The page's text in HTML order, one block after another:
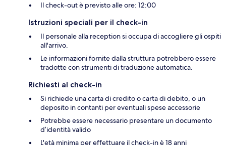
Il check-out è previsto alle ore: 12:00
Istruzioni speciali per il check-in
Il personale alla reception si occupa di accogliere gli ospiti
all'arrivo.
Le informazioni fornite dalla struttura potrebbero essere
tradotte con strumenti di traduzione automatica.
Richiesti al check-in
Si richiede una carta di credito o carta di debito, o un
deposito in contanti per eventuali spese accessorie
Potrebbe essere necessario presentare un documento
d’identità valido
L'età minima per effettuare il check-in è 18 anni